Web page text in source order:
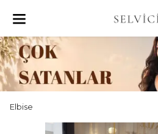
Elbise